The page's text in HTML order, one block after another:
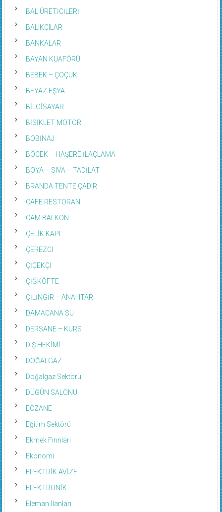
BAL ÜRETİCİLERİ
BALIKÇILAR
BANKALAR
BAYAN KUAFÖRÜ
BEBEK – ÇOÇUK
BEYAZ EŞYA
BİLGİSAYAR
BİSİKLET MOTOR
BOBİNAJ
BÖCEK – HAŞERE İLAÇLAMA
BOYA – SIVA – TADİLAT
BRANDA TENTE ÇADIR
CAFE RESTORAN
CAM BALKON
ÇELİK KAPI
ÇEREZCİ
ÇİÇEKÇİ
ÇİĞKÖFTE
ÇİLİNGİR – ANAHTAR
DAMACANA SU
DERSANE – KURS
DIŞ HEKİMİ
DOĞALGAZ
Doğalgaz Sektörü
DÜĞÜN SALONU
ECZANE
Eğitim Sektörü
Ekmek Fırınları
Ekonomi
ELEKTRİK AVİZE
ELEKTRONİK
Eleman İlanları